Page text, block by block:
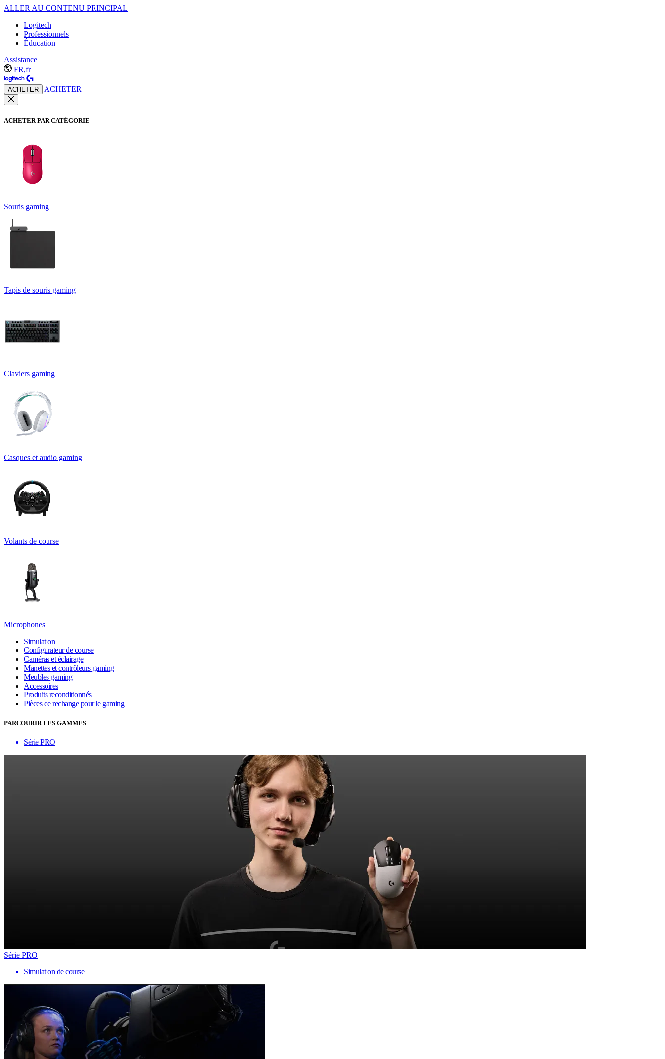
ALLER AU CONTENU PRINCIPAL
Logitech
Professionnels
Éducation
Assistance
FR,fr
ACHETER ACHETER
ACHETER PAR CATÉGORIE
Souris gaming
Tapis de souris gaming
Claviers gaming
Casques et audio gaming
Volants de course
Microphones
Simulation
Configurateur de course
Caméras et éclairage
Manettes et contrôleurs gaming
Meubles gaming
Accessoires
Produits reconditionnés
Pièces de rechange pour le gaming
PARCOURIR LES GAMMES
Série PRO
Série PRO
Simulation de course